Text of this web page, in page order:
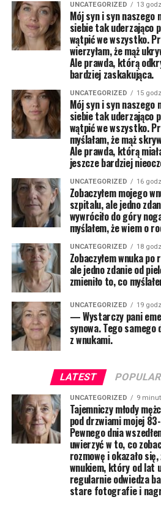
UNCATEGORIZED 13
Mój syn i syn naszego
siebie tak uderzająco
wątpić we wszystko.
wierzyłam, że mąż
Ale prawda, którą
bardziej zaskakująca.
UNCATEGORIZED 15
Mój syn i syn naszego
siebie tak uderzająco
wątpić we wszystko.
myślałam, że mąż
Ale prawda, którą
jeszcze bardziej
UNCATEGORIZED 16
Zobaczyłem mojego
szpitalu, ale jedno
wywróciło do góry
myślałem, że wiem o
UNCATEGORIZED 18
Zobaczyłem wnuka
ale jedno zdanie od
zmieniło to, co
UNCATEGORIZED 19
— Wystarczy pani
synowa. Tego samego
z wnukami.
LATEST POPULAR
UNCATEGORIZED 9
Tajemniczy młody
pod drzwiami mojej
Pewnego dnia
uwierzyć w to, co
rozmowę i okazało
wnukiem, który od lat
regularnie odwiedza
stare fotografie i